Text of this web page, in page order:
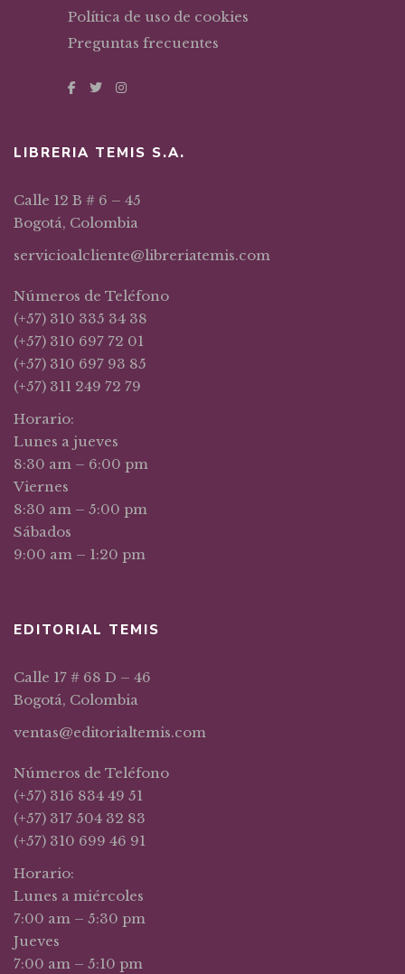
Política de uso de cookies
Preguntas frecuentes
LIBRERIA TEMIS S.A.
Calle 12 B # 6 – 45
Bogotá, Colombia
servicioalcliente@libreriatemis.com
Números de Teléfono
(+57) 310 335 34 38
(+57) 310 697 72 01
(+57) 310 697 93 85
(+57) 311 249 72 79
Horario:
Lunes a jueves
8:30 am – 6:00 pm
Viernes
8:30 am – 5:00 pm
Sábados
9:00 am – 1:20 pm
EDITORIAL TEMIS
Calle 17 # 68 D – 46
Bogotá, Colombia
ventas@editorialtemis.com
Números de Teléfono
(+57) 316 834 49 51
(+57) 317 504 32 83
(+57) 310 699 46 91
Horario:
Lunes a miércoles
7:00 am – 5:30 pm
Jueves
7:00 am – 5:10 pm